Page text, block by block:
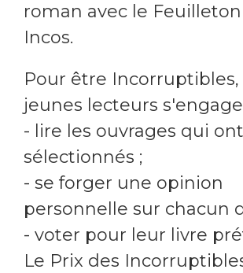
roman avec le
Incos.
Pour être Incorruptibles,
jeunes lecteurs
- lire les ouvrages qui
sélectionnés ;
- se forger une opinion
personnelle sur chacun
- voter pour leur livre
Le Prix des